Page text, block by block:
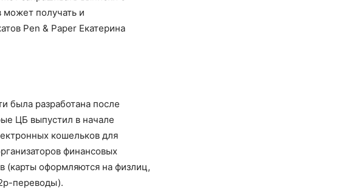
может получать и
Pen & Paper Екатерина
была разработана после
ЦБ выпустил в начале
кошельков для
финансовых
(карты оформляются на физлиц,
переводы).